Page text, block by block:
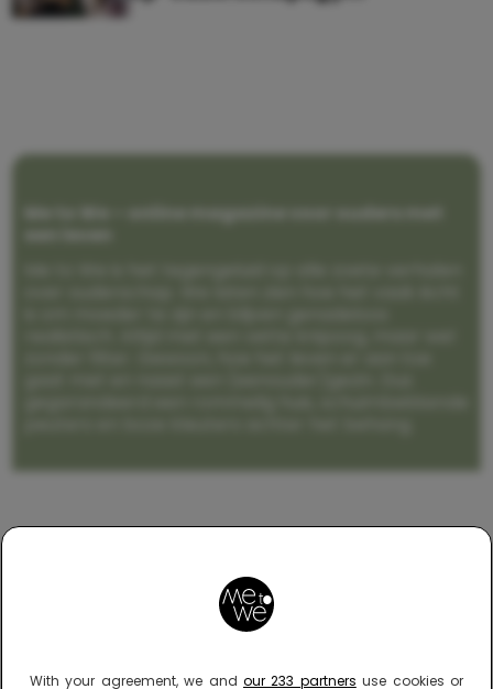
With your agreement, we and our 233 partners use cookies or
Me to We – online magazine voor ouders met